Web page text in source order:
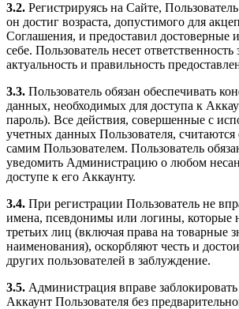
3.2. Регистрируясь на Сайте,
он достиг возраста, допустимого для
Соглашения, и предоставил достоверные
себе. Пользователь несет ответственность
актуальность и правильность
3.3. Пользователь обязан обеспечивать
данных, необходимых для доступа к
пароль). Все действия, совершенные с
учетных данных Пользователя,
самим Пользователем. Пользователь
уведомить Администрацию о любом
доступе к его Аккаунту.
3.4. При регистрации Пользователь не
имена, псевдонимы или логины, которые
третьих лиц (включая права на товарные
наименования), оскорбляют честь и
других пользователей в заблуждение.
3.5. Администрация вправе
Аккаунт Пользователя без